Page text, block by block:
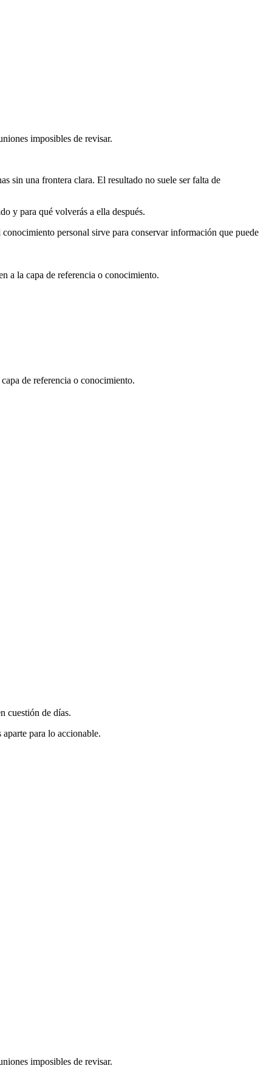
imposibles de revisar.
sin una frontera clara. El resultado no suele ser falta de
y para qué volverás a ella después.
personal sirve para conservar información que puede
a la capa de referencia o conocimiento.
de referencia o conocimiento.
cuestión de días.
aparte para lo accionable.
imposibles de revisar.